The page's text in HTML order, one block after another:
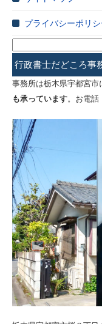
プライバシーポリ
索:
行政書士だどころ事
事務所は栃木県宇都宮市
も承っています。お電話